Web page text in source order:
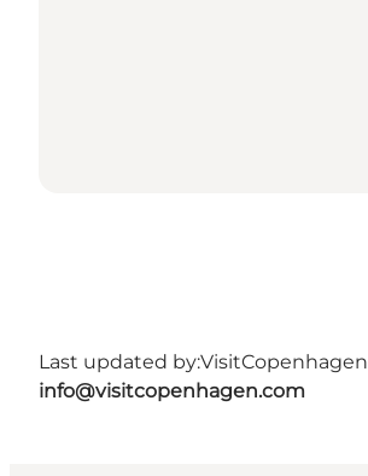
Last updated by:VisitCopenhagen
info@visitcopenhagen.com